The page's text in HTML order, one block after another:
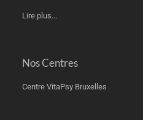
Lire plus...
Nos Centres
Centre VitaPsy Bruxelles